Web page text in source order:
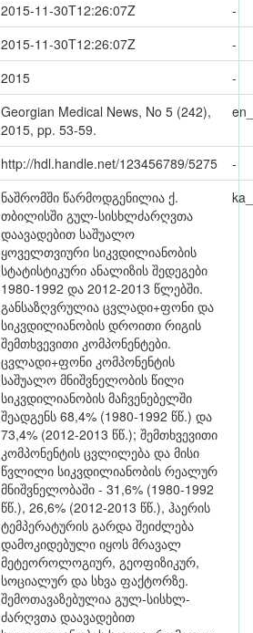
2015-11-30T12:26:07Z
-
2015-11-30T12:26:07Z
-
2015
-
Georgian Medical News, No 5 (242),
2015, pp. 53-59.
http://hdl.handle.net/123456789/5275
-
ნაშრომში წარმოდგენილია ქ.
თბილისში გულ-სისხლძარღვთა
დაავადებით საშუალო
ყოველთვიური სიკვდილიანობის
სტატისტიკური ანალიზის შედეგები
1980-1992 და 2012-2013 წლებში.
განსაზღვრულია ცვლადი+ფონი და
სიკვდილიანობის დროითი რიგის
შემთხვევითი კომპონენტები.
ცვლადი+ფონი კომპონენტის
საშუალო მნიშვნელობის წილი
სიკვდილიანობის მაჩვენებელში
შეადგენს 68,4% (1980-1992 წწ.) და
73,4% (2012-2013 წწ.); შემთხვევითი
კომპონენტის ცვლილება და მისი
წვლილი სიკვდილიანობის რეალურ
მნიშვნელობაში - 31,6% (1980-1992
წწ.), 26,6% (2012-2013 წწ.), ჰაერის
ტემპერატურის გარდა შეიძლება
დამოკიდებული იყოს მრავალ
მეტეოროლოგიურ, გეოფიზიკურ,
სოციალურ და სხვა ფაქტორზე.
შემოთავაზებულია გულ-სისხლ-
ძარღვთა დაავადებით